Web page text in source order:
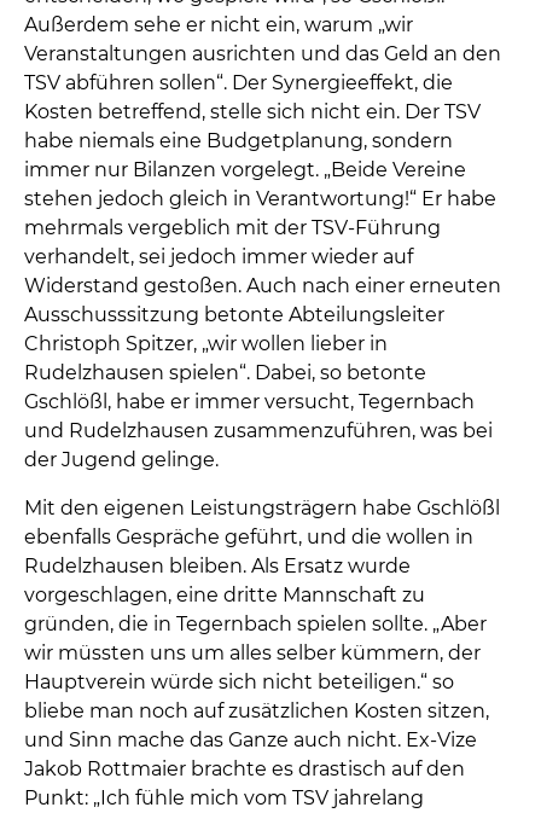
Außerdem sehe er nicht ein, warum „wir
Veranstaltungen ausrichten und das Geld an den
TSV abführen sollen“. Der Synergieeffekt, die
Kosten betreffend, stelle sich nicht ein. Der TSV
habe niemals eine Budgetplanung, sondern
immer nur Bilanzen vorgelegt. „Beide Vereine
stehen jedoch gleich in Verantwortung!“ Er habe
mehrmals vergeblich mit der TSV-Führung
verhandelt, sei jedoch immer wieder auf
Widerstand gestoßen. Auch nach einer erneuten
Ausschusssitzung betonte Abteilungsleiter
Christoph Spitzer, „wir wollen lieber in
Rudelzhausen spielen“. Dabei, so betonte
Gschlößl, habe er immer versucht, Tegernbach
und Rudelzhausen zusammenzuführen, was bei
der Jugend gelinge.
Mit den eigenen Leistungsträgern habe Gschlößl
ebenfalls Gespräche geführt, und die wollen in
Rudelzhausen bleiben. Als Ersatz wurde
vorgeschlagen, eine dritte Mannschaft zu
gründen, die in Tegernbach spielen sollte. „Aber
wir müssten uns um alles selber kümmern, der
Hauptverein würde sich nicht beteiligen.“ so
bliebe man noch auf zusätzlichen Kosten sitzen,
und Sinn mache das Ganze auch nicht. Ex-Vize
Jakob Rottmaier brachte es drastisch auf den
Punkt: „Ich fühle mich vom TSV jahrelang